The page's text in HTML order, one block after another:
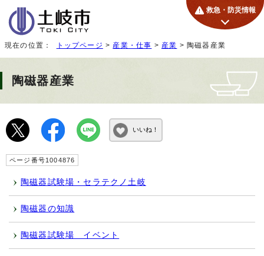
救急・防災情報
現在の位置： トップページ > 産業・仕事 > 産業 > 陶磁器産業
陶磁器産業
いいね！
ページ番号1004876
陶磁器試験場・セラテクノ土岐
陶磁器の知識
陶磁器試験場 イベント